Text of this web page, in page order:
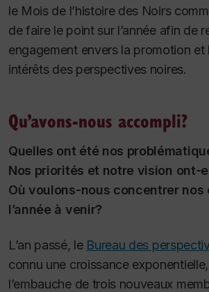
le Mois de l’histoire des Noirs
de faire le point sur l’année afin de
engagement envers la promotion et
intérêts des perspectives noires.
Qu’avons-nous accompli?
Quelles ont été nos
Nos priorités et notre vision ont-
Où voulons-nous concentrer
l’année à venir?
L’an passé, le Bureau des
connu une croissance
l’embauche de trois nouveaux